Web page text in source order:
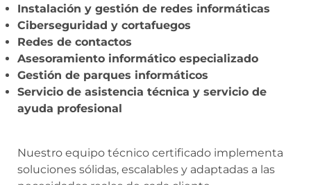
Instalación y gestión de redes informáticas
Ciberseguridad y cortafuegos
Redes de contactos
Asesoramiento informático especializado
Gestión de parques informáticos
Servicio de asistencia técnica y servicio de
ayuda profesional
Nuestro equipo técnico certificado implementa
soluciones sólidas, escalables y adaptadas a las